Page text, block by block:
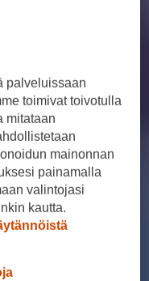
palveluissaan
toimivat toivotulla
mitataan
mainonnan
painamalla
valintojasi
kautta.